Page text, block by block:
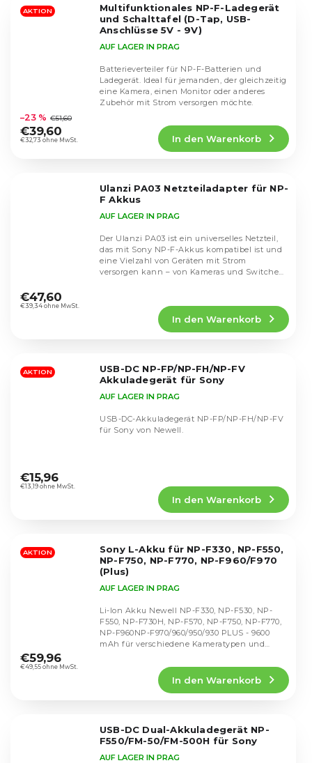
Sternen.
AKTION
Multifunktionales NP-F-Ladegerät
und Schalttafel (D-Tap, USB-
Anschlüsse 5V - 9V)
durchschnittliche
Produktbewertung
ist
AUF LAGER IN PRAG
€32,73 ohne MwSt.
–23 % €51,60
€39,60
In den Warenkorb
Batterieverteiler für NP-F-Batterien und
Ladegerät. Ideal für jemanden, der gleichzeitig
eine Kamera, einen Monitor oder anderes
Zubehör mit Strom versorgen möchte.
Ulanzi PA03 Netzteiladapter für NP-
F Akkus
durchschnittliche
Produktbewertung
Sternen.
AUF LAGER IN PRAG
€39,34 ohne MwSt.
€47,60
In den Warenkorb
Der Ulanzi PA03 ist ein universelles Netzteil,
das mit Sony NP-F-Akkus kompatibel ist und
eine Vielzahl von Geräten mit Strom
versorgen kann – von Kameras und Switches
AKTION
USB-DC NP-FP/NP-FH/NP-FV
Akkuladegerät für Sony
durchschnittliche
Produktbewertung
Sternen.
AUF LAGER IN PRAG
€13,19 ohne MwSt.
€15,96
In den Warenkorb
USB-DC-Akkuladegerät NP-FP/NP-FH/NP-FV
für Sony von Newell.
AKTION
Sony L-Akku für NP-F330, NP-F550,
NP-F750, NP-F770, NP-F960/F970
(Plus)
durchschnittliche
Produktbewertung
AUF LAGER IN PRAG
€49,55 ohne MwSt.
€59,96
In den Warenkorb
Li-Ion Akku Newell NP-F330, NP-F530, NP-
F550, NP-F730H, NP-F570, NP-F750, NP-F770,
NP-F960NP-F970/960/950/930 PLUS - 9600
mAh für verschiedene Kameratypen und
USB-DC Dual-Akkuladegerät NP-
F550/FM-50/FM-500H für Sony
AUF LAGER IN PRAG